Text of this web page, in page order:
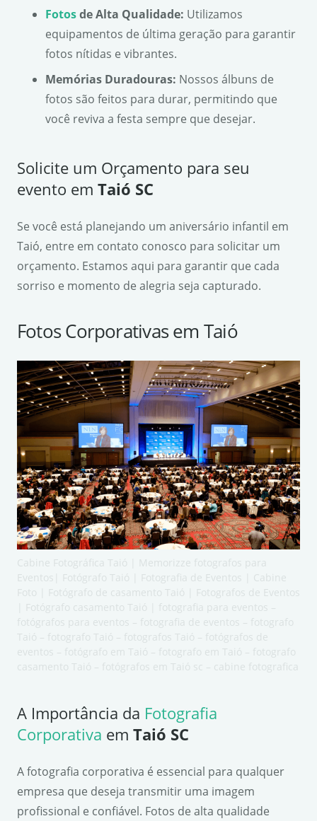
Fotosde Alta Qualidade: Utilizamos
equipamentos de última geração para garantir
fotos nítidas e vibrantes.
Memórias Duradouras: Nossos álbuns de
fotos são feitos para durar, permitindo que
você reviva a festa sempre que desejar.
Solicite um Orçamento para seu
evento em Taió SC
Se você está planejando um aniversário infantil em
Taió, entre em contato conosco para solicitar um
orçamento. Estamos aqui para garantir que cada
sorriso e momento de alegria seja capturado.
Fotos Corporativas em Taió
Cabine Fotográfica Taió | Memorizze fotografos para
Eventos| Fotógrafo Taió | Fotografia de Eventos | Cabine
Foto | Fotógrafo de casamento Taió | Fotografos de Eventos
| Fotógrafo casamento Taió | fotografia para eventos –
fotógrafos para eventos – fotografia de eventos – fotografo
Taió – fotografo Taió – fotografos Taió – fotógrafos de
eventos – fotógrafo em Taió – fotografo em Taió – fotografo
casamento Taió – fotógrafos em Taió sc – cabine fotografica
A Importância da Fotografia
Corporativa em Taió SC
A fotografia corporativa é essencial para qualquer
empresa que deseja transmitir uma imagem
profissional e confiável. Fotos de alta qualidade